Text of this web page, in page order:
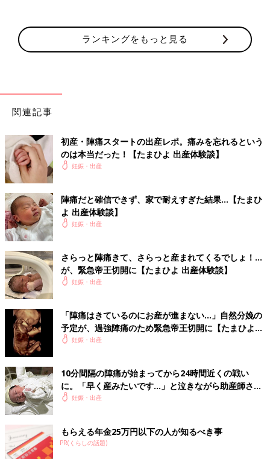
ランキングをもっと見る
関連記事
初産・陣痛スタートの出産レポ。痛みを忘れるという
のは本当だった！【たまひよ 出産体験談】
妊娠・出産
陣痛だと確信できず、家で耐えすぎた結果…【たまひ
よ 出産体験談】
妊娠・出産
さらっと陣痛きて、さらっと産まれてくるでしょ！…
が、緊急帝王切開に【たまひよ 出産体験談】
妊娠・出産
「陣痛はきているのにお産が進まない…」自然分娩の
予定が、過強陣痛のため緊急帝王切開に【たまひよ
出産体験談】
妊娠・出産
10分間隔の陣痛が始まってから24時間近くの戦い
に。「早く産みたいです…」と泣きながら助産師さん
に訴える【たまひよ 出産体験談】
妊娠・出産
もらえる年金25万円以下の人が知るべき事
PR(くらしの話題)